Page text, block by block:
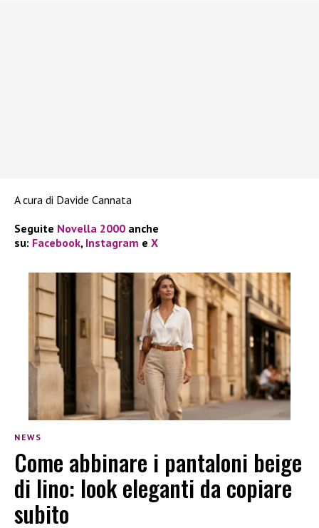
A cura di Davide Cannata
Seguite Novella 2000 anche
su: Facebook, Instagram e X
NEWS
Come abbinare i pantaloni beige
di lino: look eleganti da copiare
subito